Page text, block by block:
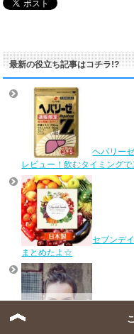
最新の役立ち記事はコチラ!?
ヘパリー
レビュー！飲むタイミング
セブンデ
まとめたよ☆